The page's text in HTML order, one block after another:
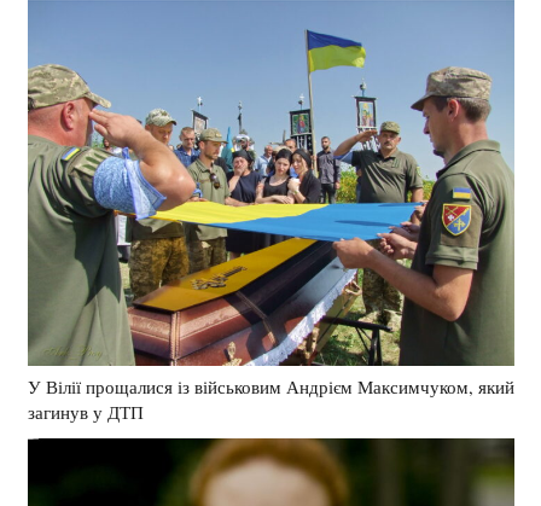
У Вілії прощалися із військовим Андрієм Максимчуком, який
загинув у ДТП